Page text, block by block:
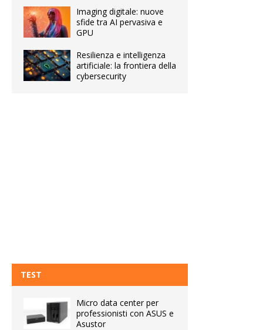
Imaging digitale: nuove
sfide tra AI pervasiva e
GPU
Resilienza e intelligenza
artificiale: la frontiera della
cybersecurity
TEST
Micro data center per
professionisti con ASUS e
Asustor